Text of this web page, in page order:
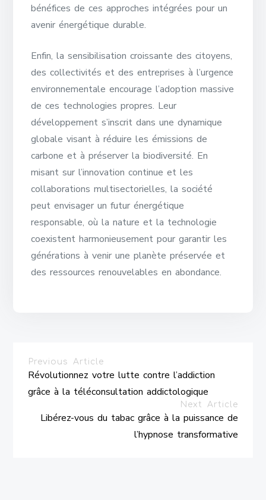
bénéfices de ces approches intégrées pour un
avenir énergétique durable.
Enfin, la sensibilisation croissante des citoyens,
des collectivités et des entreprises à l’urgence
environnementale encourage l’adoption massive
de ces technologies propres. Leur
développement s’inscrit dans une dynamique
globale visant à réduire les émissions de
carbone et à préserver la biodiversité. En
misant sur l’innovation continue et les
collaborations multisectorielles, la société
peut envisager un futur énergétique
responsable, où la nature et la technologie
coexistent harmonieusement pour garantir les
générations à venir une planète préservée et
des ressources renouvelables en abondance.
Previous Article
Révolutionnez votre lutte contre l’addiction
grâce à la téléconsultation addictologique
Next Article
Libérez-vous du tabac grâce à la puissance de
l’hypnose transformative